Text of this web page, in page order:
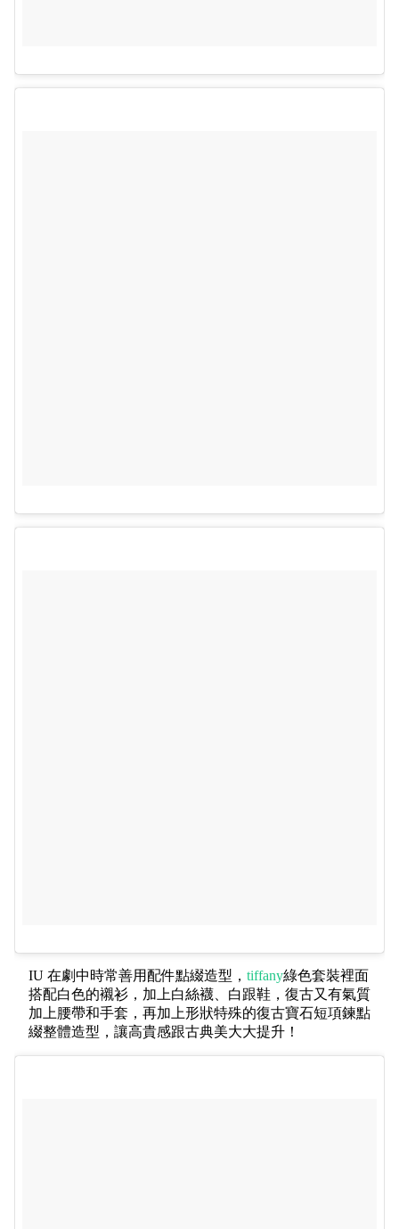
IU 在劇中時常善用配件點綴造型， tiffany綠色套裝裡面
搭配白色的襯衫，加上白絲襪、白跟鞋，復古又有氣質
加上腰帶和手套，再加上形狀特殊的復古寶石短項鍊點
綴整體造型，讓高貴感跟古典美大大提升！